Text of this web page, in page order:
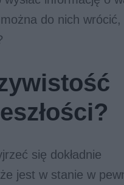
do nich wrócić,
się dokładnie
jest w stanie w